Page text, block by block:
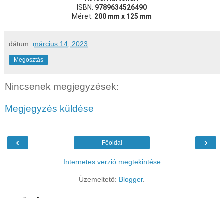
ISBN: 9789634526490
Méret: 200 mm x 125 mm
dátum: március 14, 2023
Megosztás
Nincsenek megjegyzések:
Megjegyzés küldése
‹ ›
Főoldal
Internetes verzió megtekintése
Üzemeltető: Blogger.